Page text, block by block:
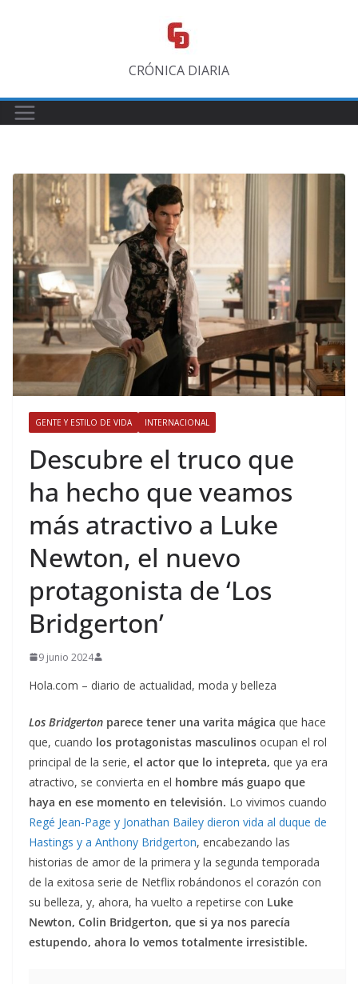
CRÓNICA DIARIA
GENTE Y ESTILO DE VIDA INTERNACIONAL
​Descubre el truco que
ha hecho que veamos
más atractivo a Luke
Newton, el nuevo
protagonista de ‘Los
Bridgerton’
9 junio 2024
Hola.com – diario de actualidad, moda y belleza
Los Bridgerton parece tener una varita mágica que hace
que, cuando los protagonistas masculinos ocupan el rol
principal de la serie, el actor que lo intepreta, que ya era
atractivo, se convierta en el hombre más guapo que
haya en ese momento en televisión. Lo vivimos cuando
Regé Jean-Page y Jonathan Bailey dieron vida al duque de
Hastings y a Anthony Bridgerton, encabezando las
historias de amor de la primera y la segunda temporada
de la exitosa serie de Netflix robándonos el corazón con
su belleza, y, ahora, ha vuelto a repetirse con Luke
Newton, Colin Bridgerton, que si ya nos parecía
estupendo, ahora lo vemos totalmente irresistible.